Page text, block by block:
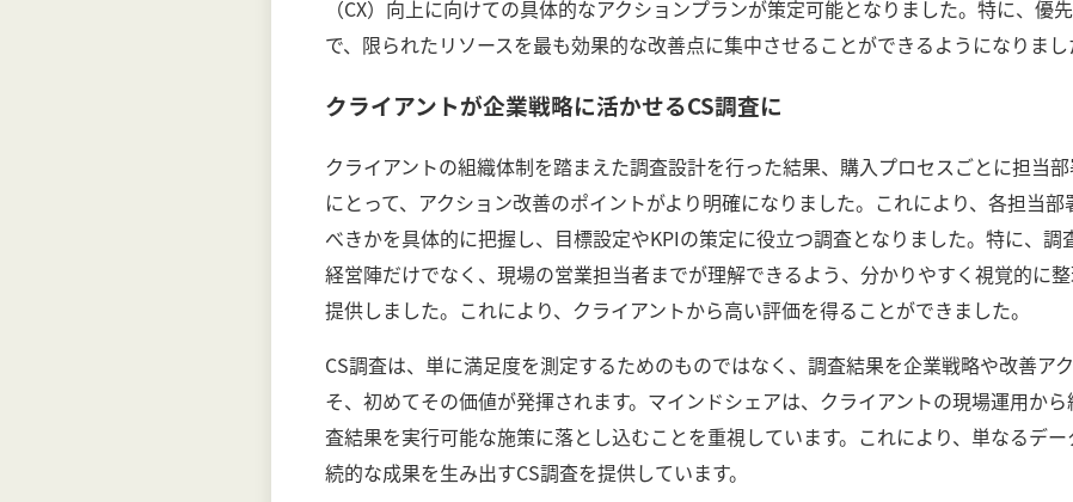
（CX）向上に向けての具体的なアクションプランが策定可能となりました。特に、優
で、限られたリソースを最も効果的な改善点に集中させることができるようになりまし
クライアントが企業戦略に活かせるCS調査に
クライアントの組織体制を踏まえた調査設計を行った結果、購入プロセスごとに担当
にとって、アクション改善のポイントがより明確になりました。これにより、各担当
べきかを具体的に把握し、目標設定やKPIの策定に役立つ調査となりました。特に、調
経営陣だけでなく、現場の営業担当者までが理解できるよう、分かりやすく視覚的に
提供しました。これにより、クライアントから高い評価を得ることができました。
CS調査は、単に満足度を測定するためのものではなく、調査結果を企業戦略や改善ア
そ、初めてその価値が発揮されます。マインドシェアは、クライアントの現場運用か
査結果を実行可能な施策に落とし込むことを重視しています。これにより、単なるデ
続的な成果を生み出すCS調査を提供しています。